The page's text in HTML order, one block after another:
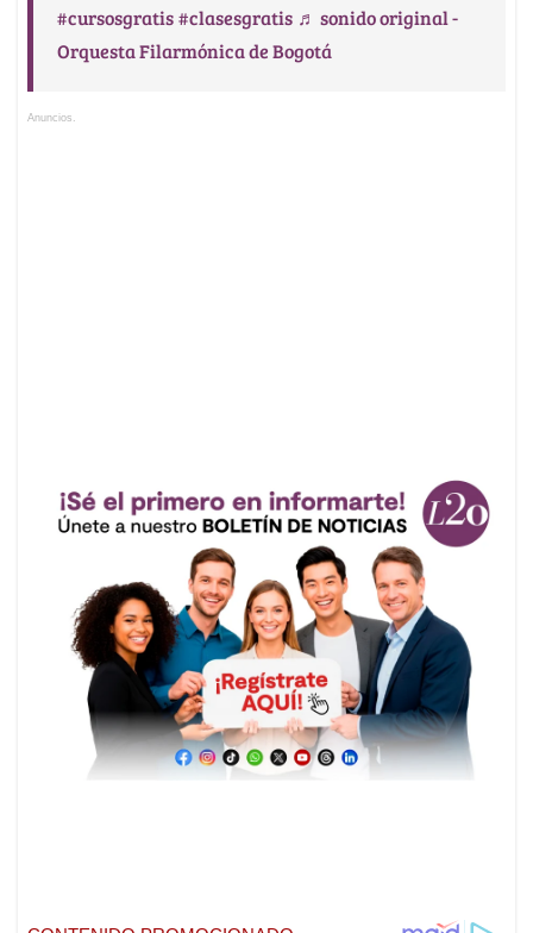
#cursosgratis#clasesgratis ♬ sonido original -
Orquesta Filarmónica de Bogotá
Anuncios.